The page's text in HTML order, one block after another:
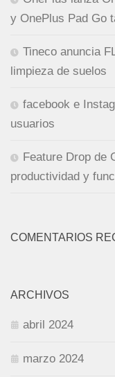
y OnePlus Pad Go
Tineco anuncia
limpieza de suelos
facebook e
usuarios
Feature Drop de
productividad y
COMENTARIOS
ARCHIVOS
abril 2024
marzo 2024